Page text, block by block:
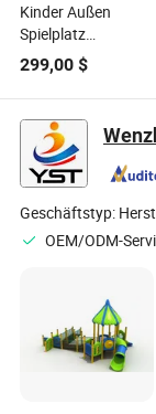
Kinder Außen
Spielplatz
Freizeitpark
Rutschen
Ausstattung zu
verkaufen
299,00 $
Geschäftstyp:
OEM/ODM-